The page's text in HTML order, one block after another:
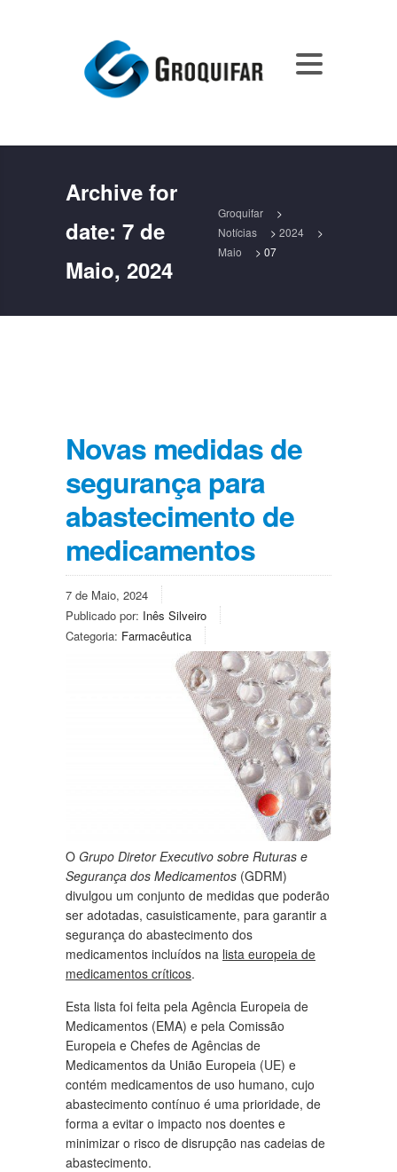
Archive for
date: 7 de
Maio, 2024
Groquifar
>
Notícias
>2024
>
Maio
>07
Novas medidas de
segurança para
abastecimento de
medicamentos
7 de Maio, 2024
Publicado por: Inês Silveiro
Categoria: Farmacêutica
O Grupo Diretor Executivo sobre Ruturas e
Segurança dos Medicamentos (GDRM)
divulgou um conjunto de medidas que poderão
ser adotadas, casuisticamente, para garantir a
segurança do abastecimento dos
medicamentos incluídos na lista europeia de
medicamentos críticos.
Esta lista foi feita pela Agência Europeia de
Medicamentos (EMA) e pela Comissão
Europeia e Chefes de Agências de
Medicamentos da União Europeia (UE) e
contém medicamentos de uso humano, cujo
abastecimento contínuo é uma prioridade, de
forma a evitar o impacto nos doentes e
minimizar o risco de disrupção nas cadeias de
abastecimento.